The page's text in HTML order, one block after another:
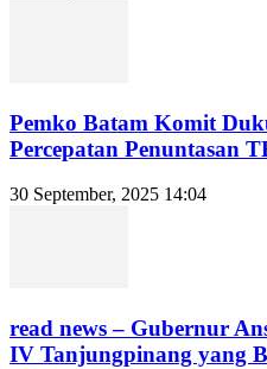
Pemko Batam Komit
Percepatan Penuntasan
30 September, 2025 14:04
read news – Gubernur
IV Tanjungpinang yang